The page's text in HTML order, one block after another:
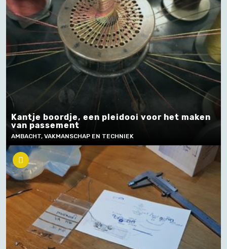
Kantje boordje, een pleidooi voor het maken
van passement
AMBACHT, VAKMANSCHAP EN TECHNIEK